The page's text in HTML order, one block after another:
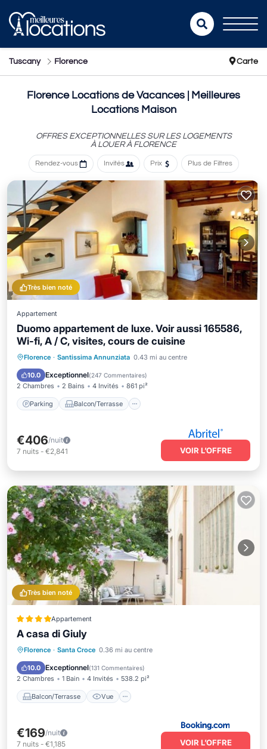
Tuscany Florence Carte
Florence Locations de Vacances | Meilleures
Locations Maison
OFFRES EXCEPTIONNELLES SUR LES LOGEMENTS
À LOUER À FLORENCE
Rendez-vous Invités Prix Plus de Filtres
Très bien noté
Appartement
Duomo appartement de luxe. Voir aussi 165586,
Wi-fi, A / C, visites, cours de cuisine
Florence · Santissima Annunziata 0.43 mi au centre
10.0 Exceptionnel(247 Commentaires)
2 Chambres 2 Bains 4 Invités 861 pi²
Parking Balcon/Terrasse
Parking Balcon/Terrasse
Cuisine
Climatisation
€406/nuit
7 nuits - €2,841 VOIR L’OFFRE
Très bien noté
Appartement
A casa di Giuly
Florence · Santa Croce 0.36 mi au centre
10.0 Exceptionnel(131 Commentaires)
2 Chambres 1 Bain 4 Invités 538.2 pi²
Balcon/Terrasse Vue
Balcon/Terrasse Vue
Internet
€169/nuit
7 nuits - €1,185 VOIR L’OFFRE